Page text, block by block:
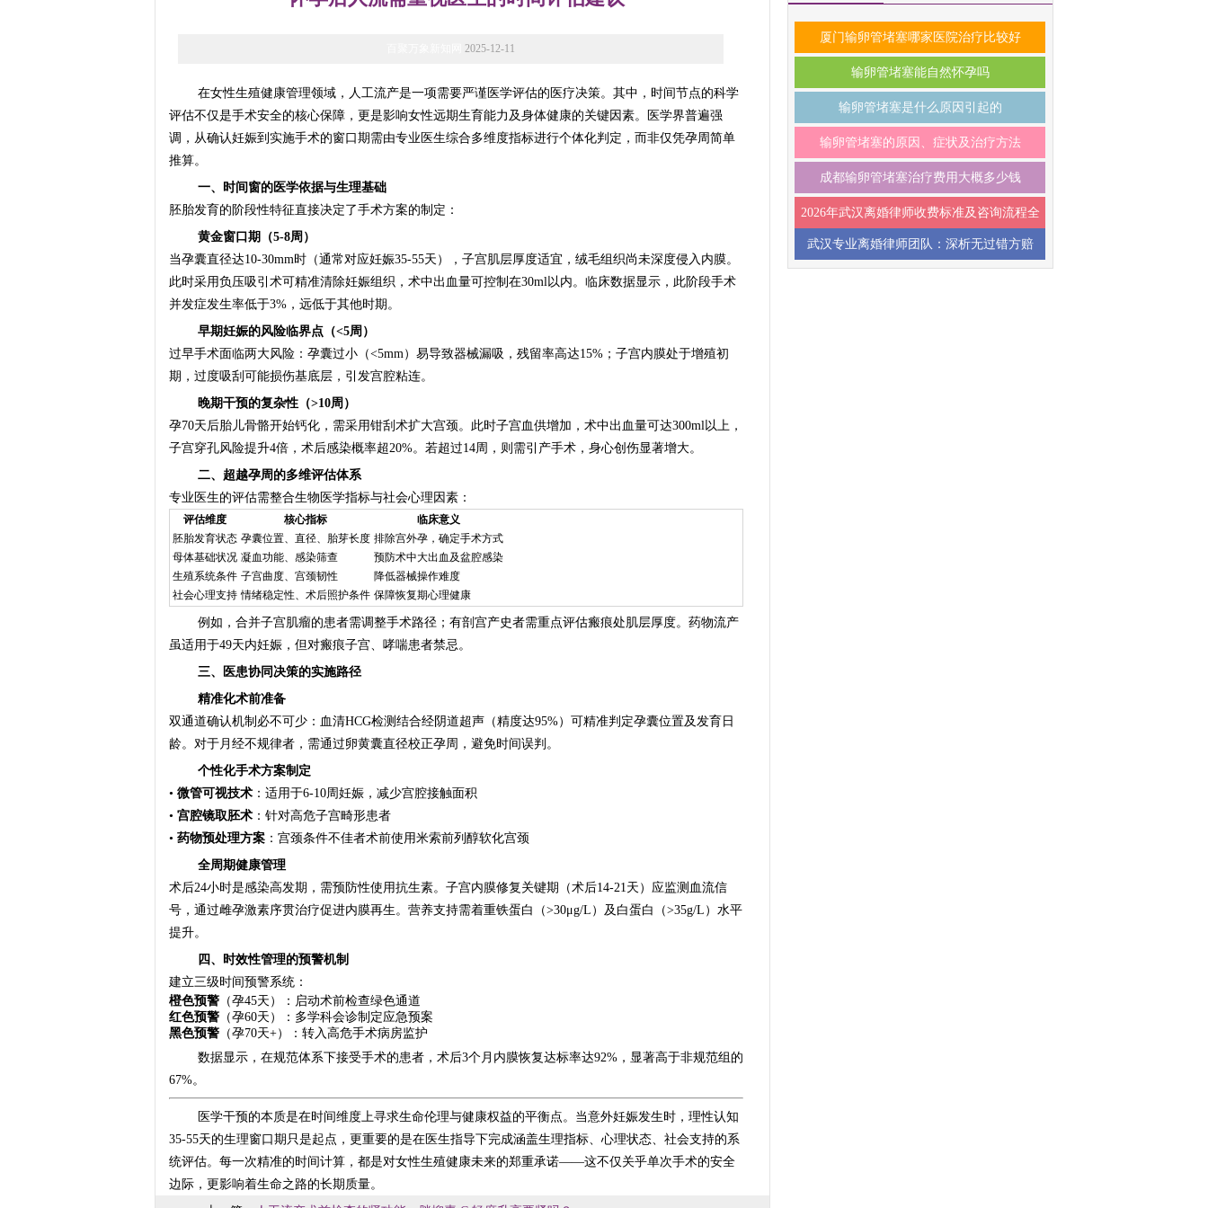
2025-12-11
在女性生殖健康管理领域，人工流产是一项需要严谨医学评估的医疗决策。其中，时间节点的科学
评估不仅是手术安全的核心保障，更是影响女性远期生育能力及身体健康的关键因素。医学界普遍强
调，从确认妊娠到实施手术的窗口期需由专业医生综合多维度指标进行个体化判定，而非仅凭孕周简单
推算。
一、时间窗的医学依据与生理基础
胚胎发育的阶段性特征直接决定了手术方案的制定：
黄金窗口期（5-8周）
当孕囊直径达10-30mm时（通常对应妊娠35-55天），子宫肌层厚度适宜，绒毛组织尚未深度侵入内膜。
此时采用负压吸引术可精准清除妊娠组织，术中出血量可控制在30ml以内。临床数据显示，此阶段手术
并发症发生率低于3%，远低于其他时期。
早期妊娠的风险临界点（<5周）
过早手术面临两大风险：孕囊过小（<5mm）易导致器械漏吸，残留率高达15%；子宫内膜处于增殖初
期，过度吸刮可能损伤基底层，引发宫腔粘连。
晚期干预的复杂性（>10周）
孕70天后胎儿骨骼开始钙化，需采用钳刮术扩大宫颈。此时子宫血供增加，术中出血量可达300ml以上，
子宫穿孔风险提升4倍，术后感染概率超20%。若超过14周，则需引产手术，身心创伤显著增大。
二、超越孕周的多维评估体系
专业医生的评估需整合生物医学指标与社会心理因素：
评估维度 核心指标
临床意义
胚胎发育状态 孕囊位置、直径、胎芽长度 排除宫外孕，确定手术方式
母体基础状况 凝血功能、感染筛查
预防术中大出血及盆腔感染
生殖系统条件 子宫曲度、宫颈韧性
降低器械操作难度
社会心理支持 情绪稳定性、术后照护条件 保障恢复期心理健康
例如，合并子宫肌瘤的患者需调整手术路径；有剖宫产史者需重点评估瘢痕处肌层厚度。药物流产
虽适用于49天内妊娠，但对瘢痕子宫、哮喘患者禁忌。
三、医患协同决策的实施路径
精准化术前准备
双通道确认机制必不可少：血清HCG检测结合经阴道超声（精度达95%）可精准判定孕囊位置及发育日
龄。对于月经不规律者，需通过卵黄囊直径校正孕周，避免时间误判。
个性化手术方案制定
• 微管可视技术 ：适用于6-10周妊娠，减少宫腔接触面积
• 宫腔镜取胚术 ：针对高危子宫畸形患者
• 药物预处理方案 ：宫颈条件不佳者术前使用米索前列醇软化宫颈
全周期健康管理
术后24小时是感染高发期，需预防性使用抗生素。子宫内膜修复关键期（术后14-21天）应监测血流信
号，通过雌孕激素序贯治疗促进内膜再生。营养支持需着重铁蛋白（>30μg/L）及白蛋白（>35g/L）水平
提升。
四、时效性管理的预警机制
建立三级时间预警系统：
橙色预警 （孕45天）：启动术前检查绿色通道
红色预警 （孕60天）：多学科会诊制定应急预案
黑色预警 （孕70天+）：转入高危手术病房监护
数据显示，在规范体系下接受手术的患者，术后3个月内膜恢复达标率达92%，显著高于非规范组的
67%。
医学干预的本质是在时间维度上寻求生命伦理与健康权益的平衡点。当意外妊娠发生时，理性认知
35-55天的生理窗口期只是起点，更重要的是在医生指导下完成涵盖生理指标、心理状态、社会支持的系
统评估。每一次精准的时间计算，都是对女性生殖健康未来的郑重承诺——这不仅关乎单次手术的安全
边际，更影响着生命之路的长期质量。
厦门输卵管堵塞哪家医院治疗比较好
输卵管堵塞能自然怀孕吗
输卵管堵塞是什么原因引起的
输卵管堵塞的原因、症状及治疗方法
成都输卵管堵塞治疗费用大概多少钱
2026年武汉离婚律师收费标准及咨询流程全
解析，帮你少走弯路
武汉专业离婚律师团队：深析无过错方赔